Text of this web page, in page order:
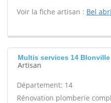
Voir la fiche artisan : Bel
Multis services 14 Blonville
Artisan
Département: 14
Rénovation plomberie